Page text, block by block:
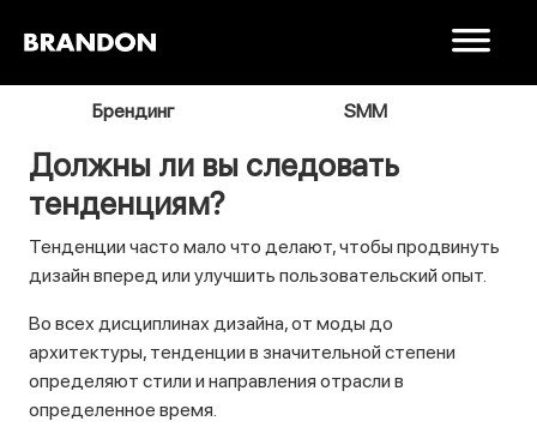
Брендинг SMM
Должны ли вы следовать
тенденциям?
Тенденции часто мало что делают, чтобы продвинуть
дизайн вперед или улучшить пользовательский опыт.
Во всех дисциплинах дизайна, от моды до
архитектуры, тенденции в значительной степени
определяют стили и направления отрасли в
определенное время.